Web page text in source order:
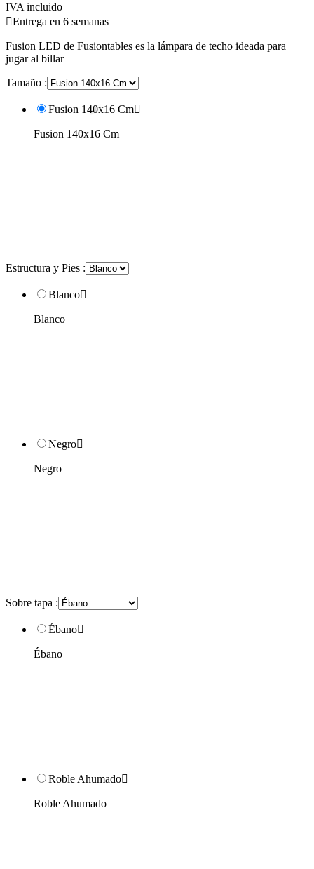
IVA incluido
Entrega en 6 semanas
Fusion LED de Fusiontables es la lámpara de techo ideada para
jugar al billar
Tamaño :
Fusion 140x16 Cm
Fusion 140x16 Cm
Estructura y Pies :
Blanco
Blanco
Negro
Negro
Sobre tapa :
Ébano
Ébano
Roble Ahumado
Roble Ahumado